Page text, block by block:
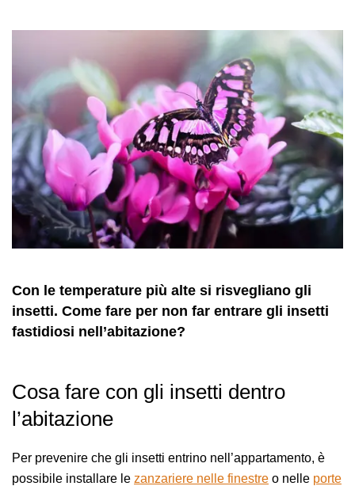
Con le temperature più alte si risvegliano gli
insetti. Come fare per non far entrare gli insetti
fastidiosi nell’abitazione?
Cosa fare con gli insetti dentro
l’abitazione
Per prevenire che gli insetti entrino nell’appartamento, è
possibile installare le zanzariere nelle finestre o nelle porte